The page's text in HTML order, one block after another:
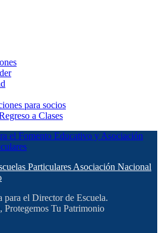
para socios
a Clases
Particulares Asociación Nacional
para el Director de Escuela.
Protegemos Tu Patrimonio